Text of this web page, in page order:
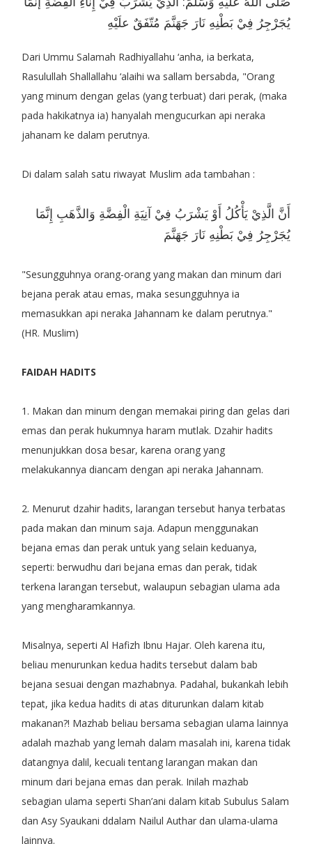
يُجَرْجِرُ فِيْ بَطْنِهِ نَارَ جَهَنَّمَ مُتّفَقٌ علَيْهِ
Dari Ummu Salamah Radhiyallahu ‘anha, ia berkata,
Rasulullah Shallallahu ‘alaihi wa sallam bersabda, "Orang
yang minum dengan gelas (yang terbuat) dari perak, (maka
pada hakikatnya ia) hanyalah mengucurkan api neraka
jahanam ke dalam perutnya.
Di dalam salah satu riwayat Muslim ada tambahan :
أَنَّ الَّذِيْ يَأْكُلُ أَوْ يَشْرَبُ فِيْ آنِيَةِ الْفِضَّةِ وَالذَّهَبِ إِنَّمَا
يُجَرْجِرُ فِيْ بَطْنِهِ نَارَ جَهَنَّمَ
"Sesungguhnya orang-orang yang makan dan minum dari
bejana perak atau emas, maka sesungguhnya ia
memasukkan api neraka Jahannam ke dalam perutnya."
(HR. Muslim)
FAIDAH HADITS
1. Makan dan minum dengan memakai piring dan gelas dari
emas dan perak hukumnya haram mutlak. Dzahir hadits
menunjukkan dosa besar, karena orang yang
melakukannya diancam dengan api neraka Jahannam.
2. Menurut dzahir hadits, larangan tersebut hanya terbatas
pada makan dan minum saja. Adapun menggunakan
bejana emas dan perak untuk yang selain keduanya,
seperti: berwudhu dari bejana emas dan perak, tidak
terkena larangan tersebut, walaupun sebagian ulama ada
yang mengharamkannya.
Misalnya, seperti Al Hafizh Ibnu Hajar. Oleh karena itu,
beliau menurunkan kedua hadits tersebut dalam bab
bejana sesuai dengan mazhabnya. Padahal, bukankah lebih
tepat, jika kedua hadits di atas diturunkan dalam kitab
makanan?! Mazhab beliau bersama sebagian ulama lainnya
adalah mazhab yang lemah dalam masalah ini, karena tidak
datangnya dalil, kecuali tentang larangan makan dan
minum dari bejana emas dan perak. Inilah mazhab
sebagian ulama seperti Shan’ani dalam kitab Subulus Salam
dan Asy Syaukani ddalam Nailul Authar dan ulama-ulama
lainnya.